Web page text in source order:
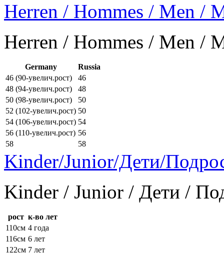
Herren / Hommes / Men /
Herren / Hommes / Men /
Germany
Russia
46 (90-увелич.рост)
46
48 (94-увелич.рост)
48
50 (98-увелич.рост)
50
52 (102-увелич.рост) 50
54 (106-увелич.рост) 54
56 (110-увелич.рост) 56
58
58
Kinder/Junior/Дети/
Kinder / Junior / Дети /
рост к-во лет
110см 4 года
116см 6 лет
122см 7 лет